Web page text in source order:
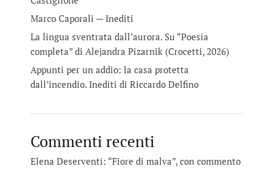
Marco Caporali — Inediti
La lingua sventrata dall’aurora. Su “Poesia
completa” di Alejandra Pizarnik (Crocetti, 2026)
Appunti per un addio: la casa protetta
dall’incendio. Inediti di Riccardo Delfino
Commenti recenti
Elena Deserventi: “Fiore di malva”, con commento